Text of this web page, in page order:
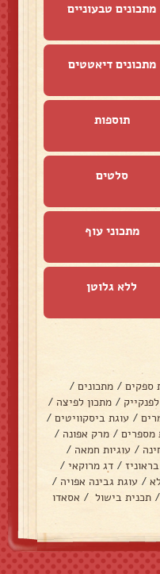
מתכונים טבעוניים
מתכונים דיאטטים
תוספות
סלטים
מתכוני עוף
ללא גלוטן
ספקים / מתכונים /
/ מתכון לפיצה /
/ עוגת ביסקוויטים /
מספרים / מרק אפונה /
/ עוגיות חמאה /
בראוניז / דג מרוקאי /
/ עוגת גבינה אפויה /
/ תכנית בישול / אסאדו